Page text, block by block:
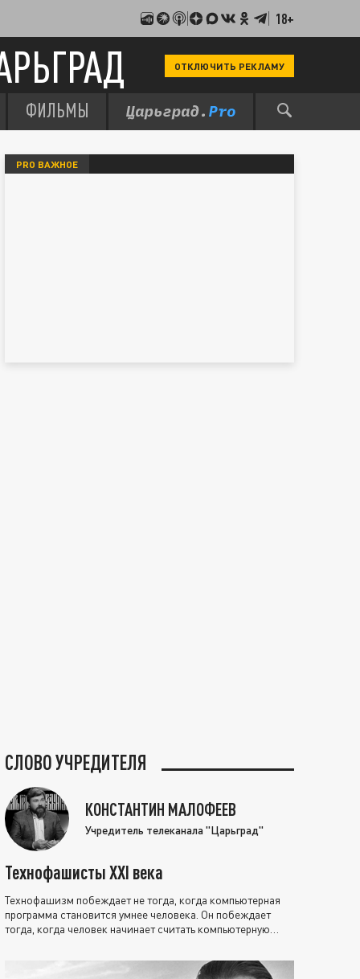
18+
ОТКЛЮЧИТЬ РЕКЛАМУ
ФИЛЬМЫ
PRO ВАЖНОЕ
СЛОВО УЧРЕДИТЕЛЯ
КОНСТАНТИН МАЛОФЕЕВ
Учредитель телеканала "Царьград"
Технофашисты XXI века
Технофашизм побеждает не тогда, когда компьютерная
программа становится умнее человека. Он побеждает
тогда, когда человек начинает считать компьютерную